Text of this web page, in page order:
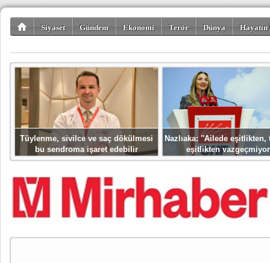
Siyaset Gündem Ekonomi Terör Dünya
Tüylenme, sivilce ve saç dökülmesi
bu sendroma işaret edebilir
Nazlıaka: ''Ailede eşitlikten,
eşitlikten